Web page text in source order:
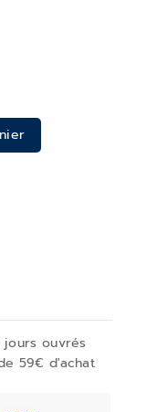
jours ouvrés
59€ d'achat